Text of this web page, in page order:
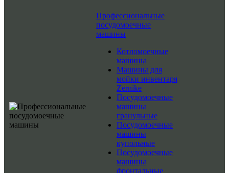
Профессиональные
посудомоечные
машины
Котломоечные
машины
Машины для
мойки инвентаря
Zernike
Посудомоечные
машины
гранульные
Посудомоечные
машины
купольные
Посудомоечные
машины
фронтальные